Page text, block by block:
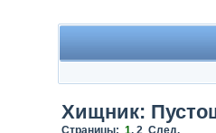
Хищник:
Страницы: 1, 2 След.